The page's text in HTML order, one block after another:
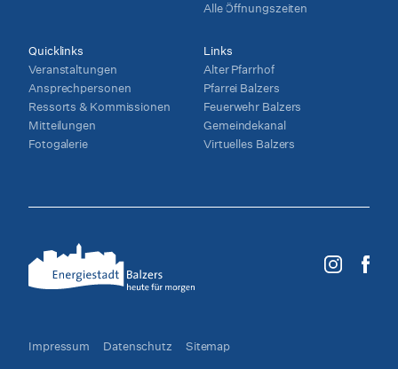
Alle Öffnungszeiten
Quicklinks
Veranstaltungen
Ansprechpersonen
Ressorts & Kommissionen
Mitteilungen
Fotogalerie
Links
Alter Pfarrhof
Pfarrei Balzers
Feuerwehr Balzers
Gemeindekanal
Virtuelles Balzers
Impressum Datenschutz Sitemap